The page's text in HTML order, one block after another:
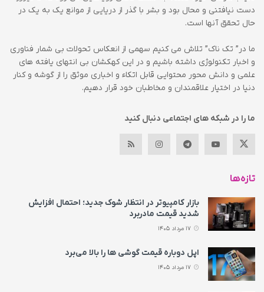
دست نیافتنی و محال بود و بشر با گذر از دریایی از موانع یک به یک در
حال تحقق آنها است.
ما در” تک ناک” تلاش می کنیم سهمی از انعکاس تحولات بی شمار فناوری
و اخبار تکنولوژی داشته باشیم و در این کهکشان بی انتهای یافته های
علمی و دانش محور محتوایی قابل اتکاء و اخباری موثق را از گوشه و کنار
دنیا در اختیار علاقمندان و مخاطبان خود قرار دهیم.
ما را در شبکه های اجتماعی دنبال کنید
تازه‌ها
بازار کامپیوتر در انتظار شوک جدید؛ احتمال افزایش
شدید قیمت مادربرد
اپل دوباره قیمت‌ گوشی ها را بالا می‌برد